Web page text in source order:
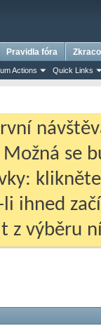
Actions Quick Links
Pravidla fóra
Možná se
ihned
z výběru